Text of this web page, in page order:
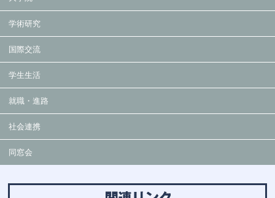
学術研究
国際交流
学生生活
就職・進路
社会連携
同窓会